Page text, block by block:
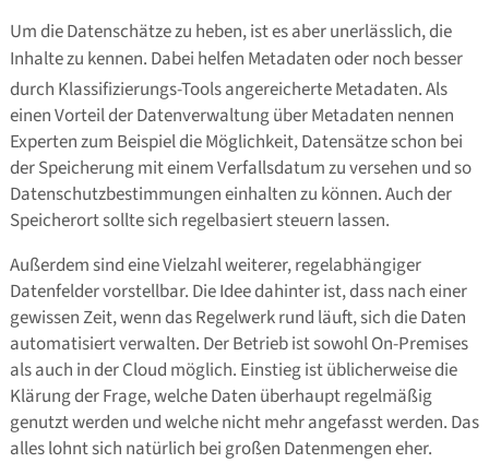
Um die Datenschätze zu heben, ist es aber unerlässlich, die
Inhalte zu kennen. Dabei helfen Metadaten oder noch besser
durch Klassifizierungs-Tools angereicherte Metadaten. Als
einen Vorteil der Datenverwaltung über Metadaten nennen
Experten zum Beispiel die Möglichkeit, Datensätze schon bei
der Speicherung mit einem Verfallsdatum zu versehen und so
Datenschutzbestimmungen einhalten zu können. Auch der
Speicherort sollte sich regelbasiert steuern lassen.
Außerdem sind eine Vielzahl weiterer, regelabhängiger
Datenfelder vorstellbar. Die Idee dahinter ist, dass nach einer
gewissen Zeit, wenn das Regelwerk rund läuft, sich die Daten
automatisiert verwalten. Der Betrieb ist sowohl On-Premises
als auch in der Cloud möglich. Einstieg ist üblicherweise die
Klärung der Frage, welche Daten überhaupt regelmäßig
genutzt werden und welche nicht mehr angefasst werden. Das
alles lohnt sich natürlich bei großen Datenmengen eher.